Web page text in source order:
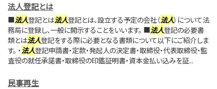
法人登記とは
■法人登記とは法人登記とは、設立する予定の会社（法人）について法
務局に登録し、一般に開示することをいいます。 ■法人登記の必要書
類とは法人登記をする際に必要となる書類について以下にご紹介しま
す。 ・法人登記申請書・定款・発起人の決定書・取締役・代表取締役・監
査役の就任承諾書・取締役の印鑑証明書・資本金払い込みを証...
民事再生